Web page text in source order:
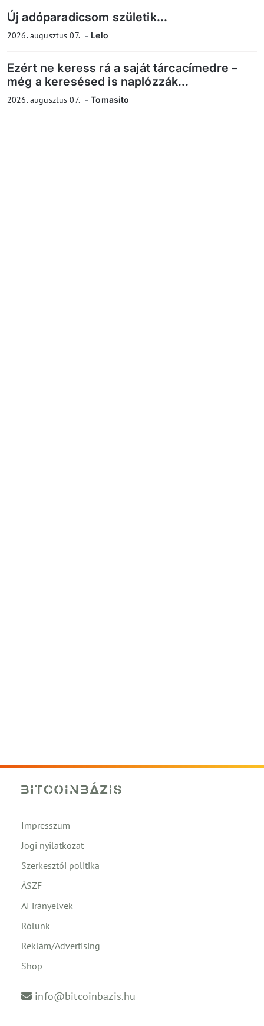
Új adóparadicsom születik...
2026. augusztus 07. Lelo
Ezért ne keress rá a saját tárcacímedre –
még a keresésed is naplózzák...
2026. augusztus 07. Tomasito
Impresszum
Jogi nyilatkozat
Szerkesztői politika
ÁSZF
AI irányelvek
Rólunk
Reklám/Advertising
Shop
info@bitcoinbazis.hu